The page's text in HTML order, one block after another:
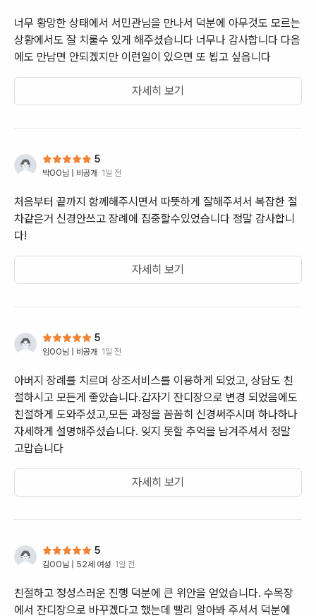
너무 황망한 상태에서 서민관님을 만나서 덕분에 아무것도 모르는
상황에서도 잘 치룰수 있게 해주셨습니다 너무나 감사합니다 다음
에도 만남면 안되겠지만 이런일이 있으면 또 뵙고 싶읍니다
자세히 보기
5
박OO님 | 비공개 1일 전
처음부터 끝까지 함께해주시면서 따뜻하게 잘해주셔서 복잡한 절
차같은거 신경안쓰고 장례에 집중할수있었습니다 정말 감사합니
다!
자세히 보기
5
임OO님 | 비공개 1일 전
아버지 장례를 치르며 상조서비스를 이용하게 되었고, 상담도 친
절하시고 모든게 좋았습니다.갑자기 잔디장으로 변경 되었음에도
친절하게 도와주셨고,모든 과정을 꼼꼼히 신경써주시며 하나하나
자세하게 설명해주셨습니다. 잊지 못할 추억을 남겨주셔서 정말
고맙습니다
자세히 보기
5
김OO님 | 52세 여성 1일 전
친절하고 정성스러운 진행 덕분에 큰 위안을 얻었습니다. 수목장
에서 잔디장으로 바꾸겠다고 했는데 빨리 알아봐 주셔서 덕분에